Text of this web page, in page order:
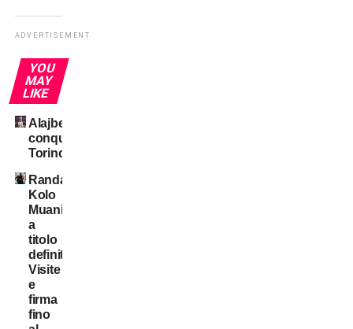
ADVERTISEMENT
YOU
MAY
LIKE
Alajbegovic
conquista
Torino
Randal
Kolo
Muani:
a
titolo
definitivo!
Visite
e
firma
fino